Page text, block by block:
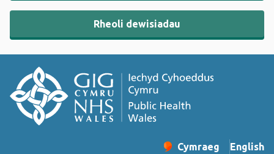
Rheoli dewisiadau
Cymraeg English
–